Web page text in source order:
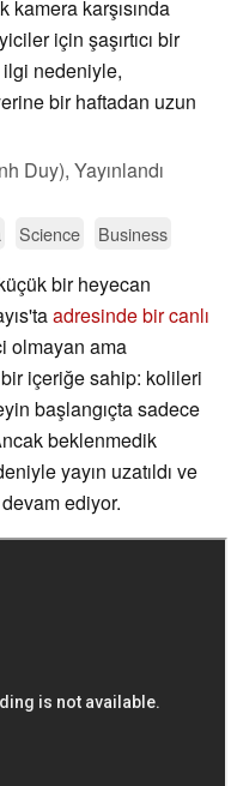
karşısında
için şaşırtıcı bir
nedeniyle,
bir haftadan uzun
Duy), Yayınlandı
Science Business
bir heyecan
adresinde bir canlı
olmayan ama
içeriğe sahip: kolileri
başlangıçta sadece
beklenmedik
yayın uzatıldı ve
ediyor.